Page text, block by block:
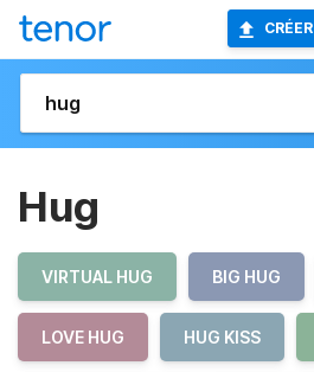
CRÉER
Hug
VIRTUAL HUG BIG HUG
LOVE HUG HUG KISS